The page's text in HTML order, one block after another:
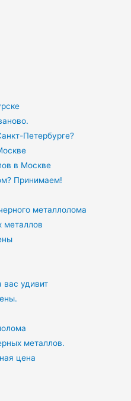
Петербурге?
в Москве
Принимаем!
металлолома
металлов
вас удивит
металлов.
цена